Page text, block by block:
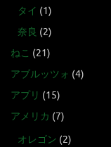
タイ (1)
奈良 (2)
ねこ (21)
アブルッツォ (4)
アプリ (15)
アメリカ (7)
オレゴン (2)